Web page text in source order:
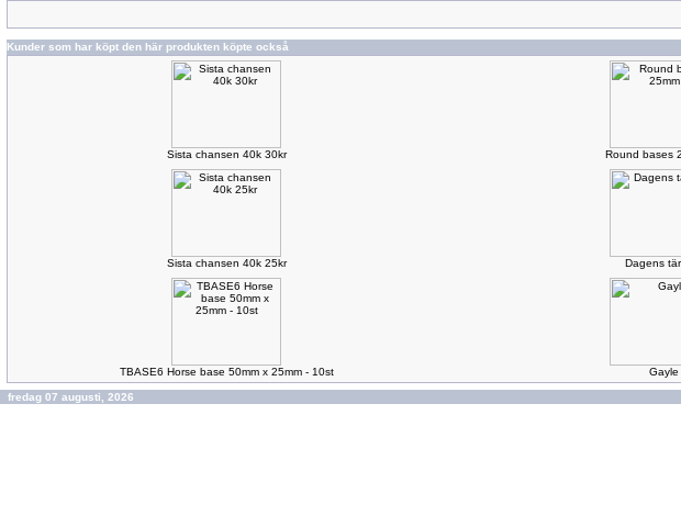
Kunder som har köpt den här produkten köpte också
Sista chansen 40k 30kr Round bases
Sista chansen 40k 25kr Dagens
TBASE6 Horse base 50mm x 25mm - 10st Gayle
fredag 07 augusti, 2026